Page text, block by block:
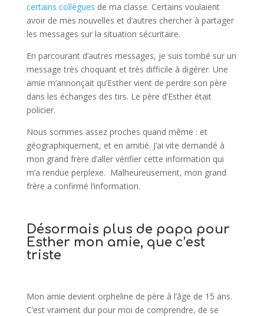
certains collègues de ma classe. Certains voulaient
avoir de mes nouvelles et d’autres chercher à partager
les messages sur la situation sécuritaire.
En parcourant d’autres messages, je suis tombé sur un
message très choquant et très difficile à digérer. Une
amie m’annonçait qu’Esther vient de perdre son père
dans les échanges des tirs. Le père d’Esther était
policier.
Nous sommes assez proches quand même : et
géographiquement, et en amitié. J’ai vite demandé à
mon grand frère d’aller vérifier cette information qui
m’a rendue perplexe. Malheureusement, mon grand
frère a confirmé l’information.
Désormais plus de papa pour
Esther mon amie, que c’est
triste
Mon amie devient orpheline de père à l’âge de 15 ans.
C’est vraiment dur pour moi de comprendre, de se